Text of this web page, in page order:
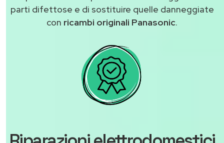
parti difettose e di sostituire quelle danneggiate
con ricambi originali Panasonic.